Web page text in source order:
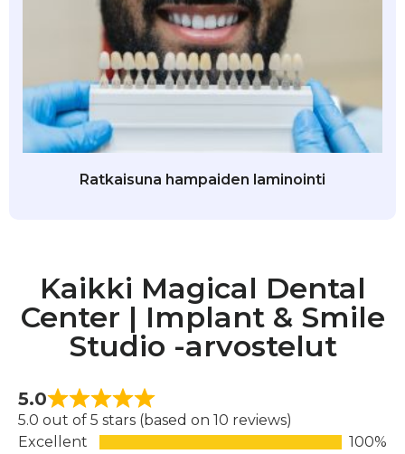
Ratkaisuna hampaiden laminointi
Kaikki Magical Dental
Center | Implant & Smile
Studio -arvostelut
5.0
5.0 out of 5 stars (based on 10 reviews)
Excellent
100%